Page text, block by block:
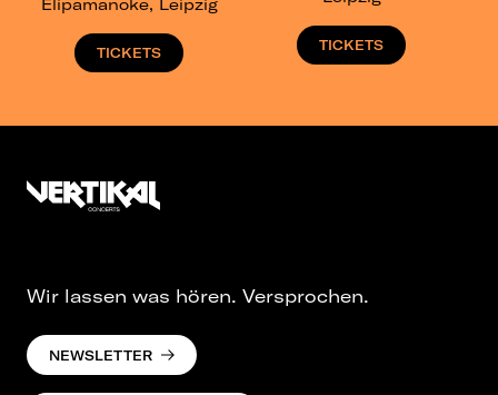
Elipamanoke, Leipzig
TICKETS TICKETS
Wir lassen was hören. Versprochen.
NEWSLETTER